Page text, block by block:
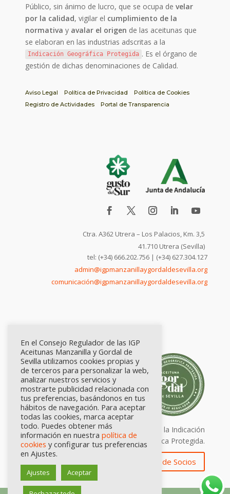
Público, sin ánimo de lucro, que se ocupa develar
por la calidad, vigilar el cumplimiento de la
normativa y avalar el origen de las aceitunas que
se elaboran en las industrias adscritas a la
Indicación Geográfica Protegida . Es el órgano de
gestión de dichas denominaciones de Calidad.
Aviso Legal Política de Privacidad
Política de Cookies
Registro de Actividades
Portal de Transparencia
Ctra. A362 Utrera – Los Palacios, Km. 3,5
41.710 Utrera (Sevilla)
tel: (+34) 666.202.756 | (+34) 627.304.127
admin@igpmanzanillaygordaldesevilla.org
comunicación@igpmanzanillaygordaldesevilla.org
Calidad certificada por Origen. Sellos de la Indicación
Geográfica Protegida.
Zona de Socios
En el Consejo Regulador de las IGP
Aceitunas Manzanilla y Gordal de
Sevilla utilizamos cookies propias y
de terceros para personalizar la web,
analizar nuestros servicios y
mostrarte publicidad relacionada con
tus preferencias, basándonos en tus
hábitos de navegación. Para aceptar
todas las cookies, marca aceptar
todo. Puedes obtener más
información en nuestra política de
cookies y configurar tus preferencias
en Ajustes.
Ajustes Aceptar